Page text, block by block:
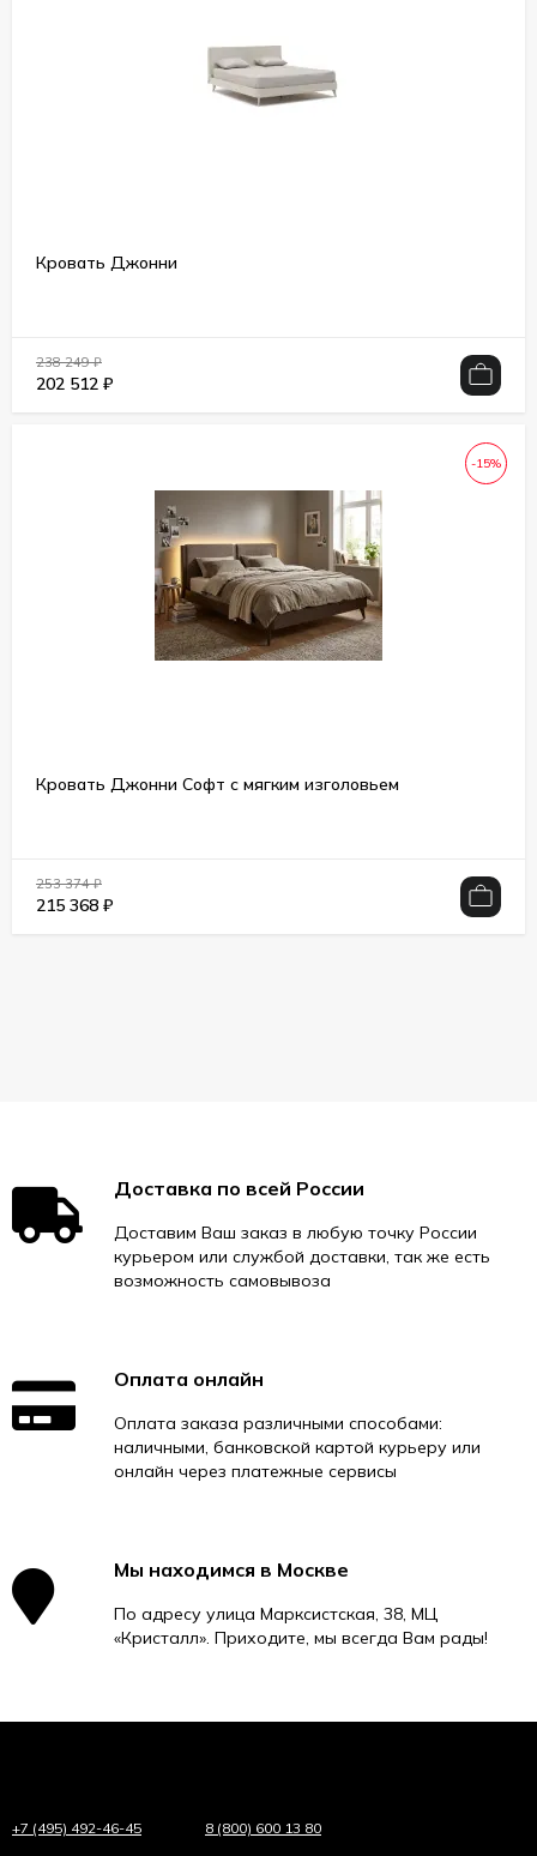
Кровать Джонни
238 249₽
202 512 ₽
-15%
Кровать Джонни Софт с мягким изголовьем
253 374₽
215 368 ₽
Доставка по всей России
Доставим Ваш заказ в любую точку России
курьером или службой доставки, так же есть
возможность самовывоза
Оплата онлайн
Оплата заказа различными способами:
наличными, банковской картой курьеру или
онлайн через платежные сервисы
Мы находимся в Москве
По адресу улица Марксистская, 38, МЦ
«Кристалл». Приходите, мы всегда Вам рады!
+7 (495) 492-46-45 8 (800) 600 13 80